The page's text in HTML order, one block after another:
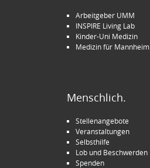
Arbeitgeber UMM
INSPIRE Living Lab
Kinder-Uni Medizin
Medizin für Mannheim
Menschlich.
Stellenangebote
Veranstaltungen
Selbsthilfe
Lob und Beschwerden
Spenden